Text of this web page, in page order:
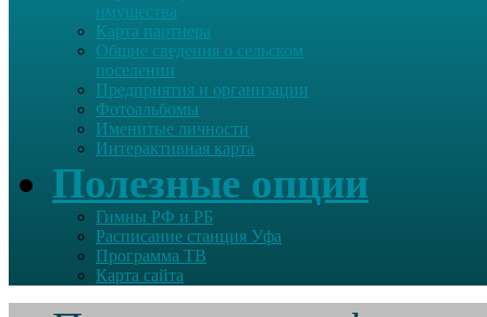
имущества
Карта партнера
Общие сведения о сельском
поселении
Предприятия и организации
Фотоальбомы
Именитые личности
Интерактивная карта
Полезные опции
Гимны РФ и РБ
Расписание станция Уфа
Программа ТВ
Карта сайта